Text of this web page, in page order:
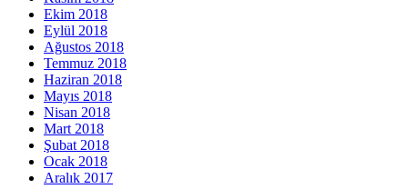
Ekim 2018
Eylül 2018
Ağustos 2018
Temmuz 2018
Haziran 2018
Mayıs 2018
Nisan 2018
Mart 2018
Şubat 2018
Ocak 2018
Aralık 2017